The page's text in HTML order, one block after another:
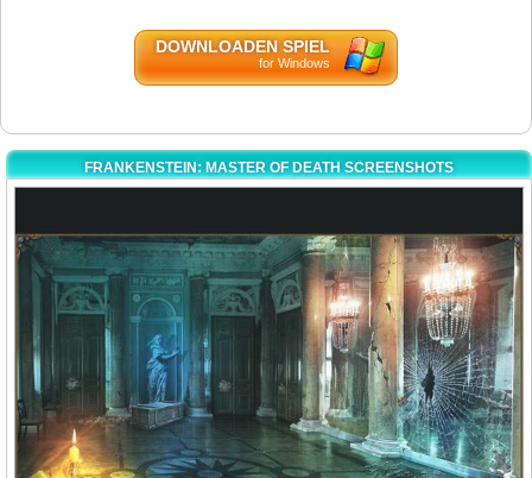
DOWNLOADEN SPIEL
for Windows
FRANKENSTEIN: MASTER OF DEATH SCREENSHOTS